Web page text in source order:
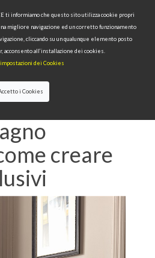
Area Riservata
ARREDO BAGNO VINTAGE:
creare
ti informiamo che questo sito utilizza cookie propri
migliore navigazione ed un corretto funzionamento
cliccando su un qualunque elemento posto
acconsento all’installazione dei cookies.
dei Cookies
i Cookies